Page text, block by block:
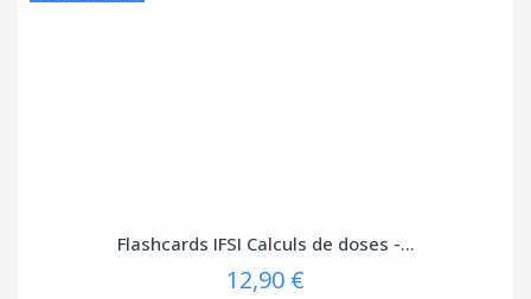
Flashcards IFSI Calculs de doses -...
12,90 €